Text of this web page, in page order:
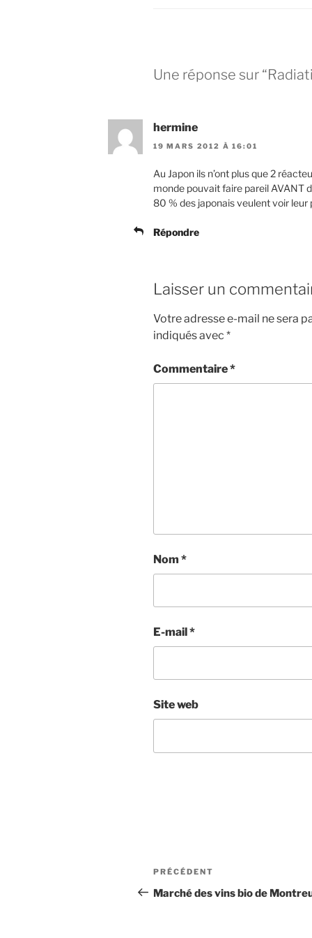
Une réponse sur
hermine
19 MARS 2012 À 16:01
Au Japon ils n’ont plus que 2
monde pouvait faire pareil AVANT
80 % des japonais veulent voir leur
Répondre
Laisser un
Votre adresse e-mail ne sera
indiqués avec *
Commentaire*
Nom *
E-mail*
Site web
Navigation
de
Article
précédent
PRÉCÉDENT
Marché des vins bio de